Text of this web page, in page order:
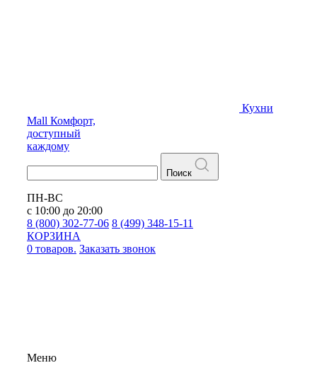
Кухни
Mall Комфорт,
доступный
каждому
Поиск
ПН-ВС
с 10:00 до 20:00
8 (800) 302-77-06 8 (499) 348-15-11
КОРЗИНА
0 товаров. Заказать звонок
Меню